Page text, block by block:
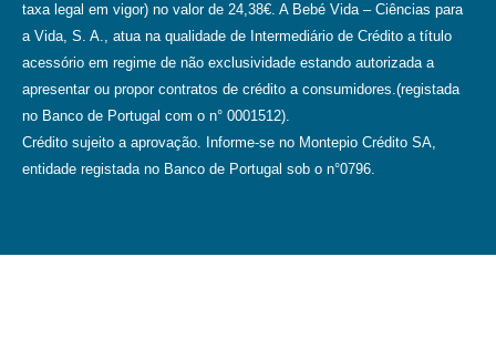
taxa legal em vigor) no valor de 24,38€. A Bebé Vida – Ciências para
a Vida, S. A., atua na qualidade de Intermediário de Crédito a título
acessório em regime de não exclusividade estando autorizada a
apresentar ou propor contratos de crédito a consumidores.(registada
no Banco de Portugal com o n° 0001512).
Crédito sujeito a aprovação. Informe-se no Montepio Crédito SA,
entidade registada no Banco de Portugal sob o n°0796.